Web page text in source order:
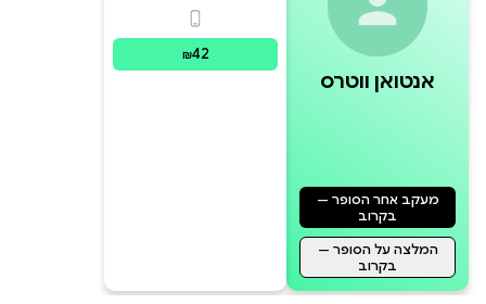
אנטואן ווטרס
מעקב אחר הסופר —
בקרוב
המלצה על הסופר —
בקרוב
פורמטים זמינים
₪42